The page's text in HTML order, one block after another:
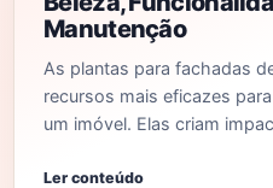
Manutenção
As plantas para fachadas
recursos mais eficazes
um imóvel. Elas criam
Ler conteúdo